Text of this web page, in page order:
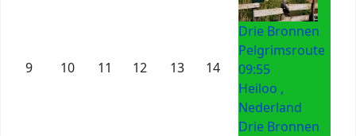
9 10 11 12 13 14
Drie Bronnen
Pelgrimsroute
09:55
Heiloo ,
Nederland
Drie Bronnen